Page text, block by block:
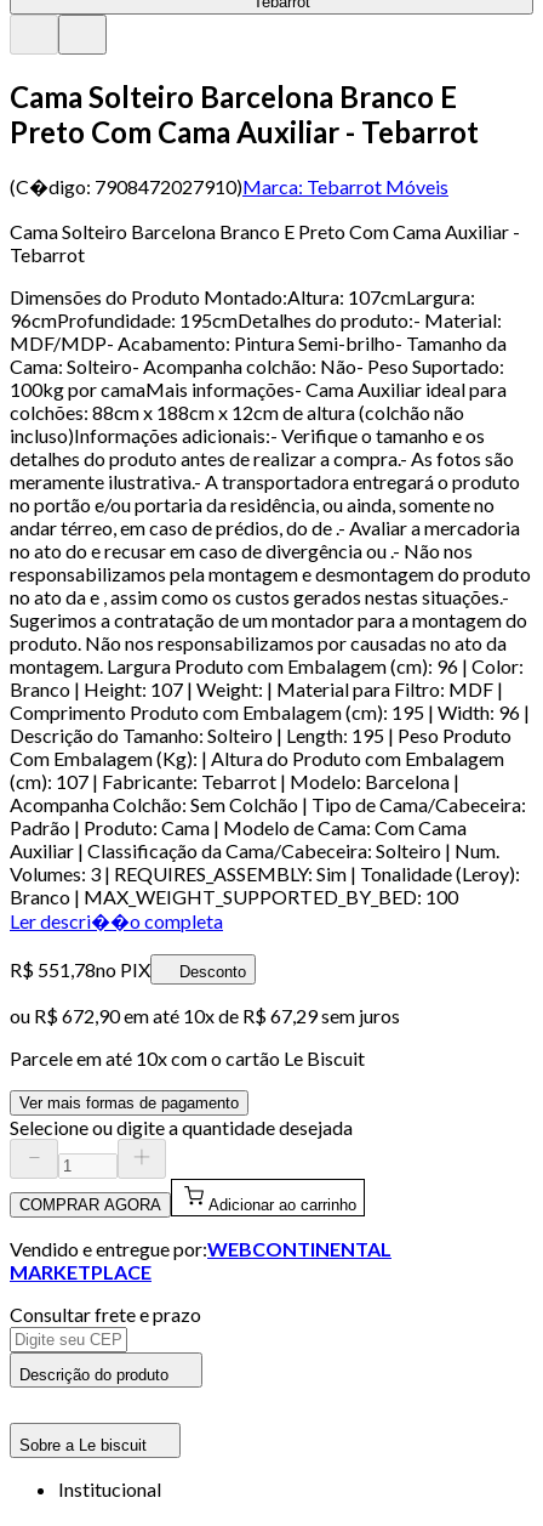
Cama Solteiro Barcelona Branco E
Preto Com Cama Auxiliar - Tebarrot
(C�digo: 7908472027910)Marca: Tebarrot Móveis
Cama Solteiro Barcelona Branco E Preto Com Cama Auxiliar -
Tebarrot
Dimensões do Produto Montado:Altura: 107cmLargura:
96cmProfundidade: 195cmDetalhes do produto:- Material:
MDF/MDP- Acabamento: Pintura Semi-brilho- Tamanho da
Cama: Solteiro- Acompanha colchão: Não- Peso Suportado:
100kg por camaMais informações- Cama Auxiliar ideal para
colchões: 88cm x 188cm x 12cm de altura (colchão não
incluso)Informações adicionais:- Verifique o tamanho e os
detalhes do produto antes de realizar a compra.- As fotos são
meramente ilustrativa.- A transportadora entregará o produto
no portão e/ou portaria da residência, ou ainda, somente no
andar térreo, em caso de prédios, do de .- Avaliar a mercadoria
no ato do e recusar em caso de divergência ou .- Não nos
responsabilizamos pela montagem e desmontagem do produto
no ato da e , assim como os custos gerados nestas situações.-
Sugerimos a contratação de um montador para a montagem do
produto. Não nos responsabilizamos por causadas no ato da
montagem. Largura Produto com Embalagem (cm): 96 | Color:
Branco | Height: 107 | Weight: | Material para Filtro: MDF |
Comprimento Produto com Embalagem (cm): 195 | Width: 96 |
Descrição do Tamanho: Solteiro | Length: 195 | Peso Produto
Com Embalagem (Kg): | Altura do Produto com Embalagem
(cm): 107 | Fabricante: Tebarrot | Modelo: Barcelona |
Acompanha Colchão: Sem Colchão | Tipo de Cama/Cabeceira:
Padrão | Produto: Cama | Modelo de Cama: Com Cama
Auxiliar | Classificação da Cama/Cabeceira: Solteiro | Num.
Volumes: 3 | REQUIRES_ASSEMBLY: Sim | Tonalidade (Leroy):
Branco | MAX_WEIGHT_SUPPORTED_BY_BED: 100
Ler descri��o completa
R$ 551,78no PIX Desconto
ou R$ 672,90em até 10x de R$ 67,29 sem juros
Parcele em até 10x com o cartão Le Biscuit
Ver mais formas de pagamento
Selecione ou digite a quantidade desejada
COMPRAR AGORA Adicionar ao carrinho
Vendido e entregue por:WEBCONTINENTAL
MARKETPLACE
Consultar frete e prazo
Descrição do produto
Sobre a Le biscuit
Institucional